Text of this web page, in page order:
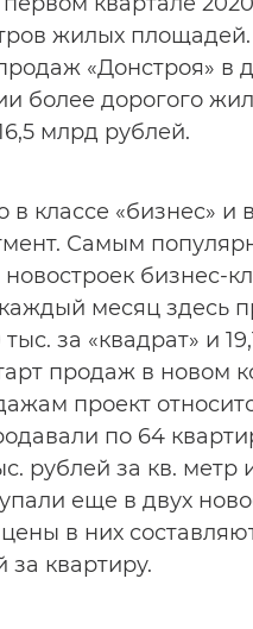
жилых
«Донстроя» в
более дорогого
млрд рублей.
классе «бизнес» и
Самым
бизнес-
месяц здесь
за «квадрат» и
продаж в новом
проект
по 64
рублей за кв. метр
еще в двух
в них
за квартиру.